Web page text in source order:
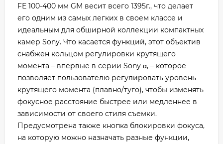
FE 100-400 мм GM весит всего 1395г., что делает
его одним из самых легких в своем классе и
идеальным для обширной коллекции компактных
камер Sony. Что касается функций, этот объектив
снабжен кольцом регулировки крутящего
момента – впервые в серии Sony α, – которое
позволяет пользователю регулировать уровень
крутящего момента (плавно/туго), чтобы изменять
фокусное расстояние быстрее или медленнее в
зависимости от своего стиля съемки.
Предусмотрена также кнопка блокировки фокуса,
на которую можно назначать разные функции,